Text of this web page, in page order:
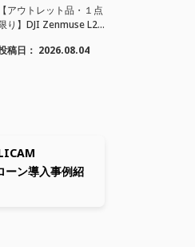
【アウトレット品・１点
り】DJI Zenmuse L2
。｜HELICAM STORE
稿日： 2026.08.04
ーン導入事例紹